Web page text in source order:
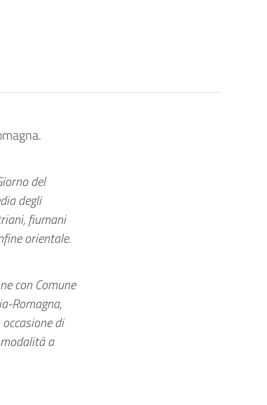
del
degli
fiumani
orientale.
con Comune
Romagna,
di
a